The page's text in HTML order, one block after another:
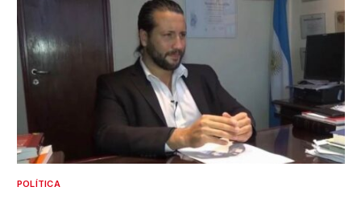
POLÍTICA